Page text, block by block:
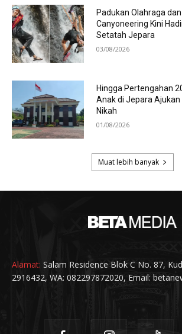
Alamat: Salam Residence Blok C No. 87,
2916432, WA: 082297872020, Email: